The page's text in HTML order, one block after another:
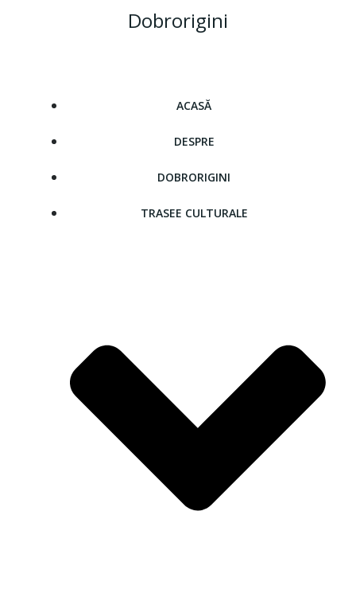
Dobrorigini
ACASĂ
DESPRE
DOBRORIGINI
TRASEE CULTURALE